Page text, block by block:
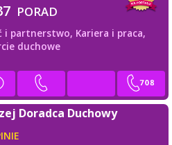
PORAD
i partnerstwo, Kariera i praca,
duchowe
Doradca Duchowy